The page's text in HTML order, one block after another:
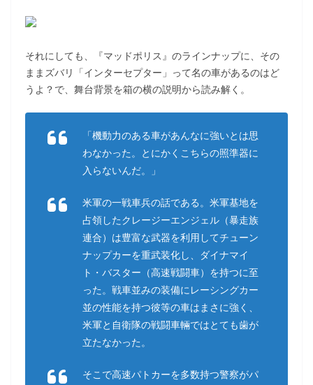
それにしても、『マッドポリス』のラインナップに、その
ままズバリ「インターセプター」って名の車があるのはど
うよ？で、舞台背景を箱の横の説明から読み解く。
「機動力のある車があんなに強いとは思
わなかった。とにかくこちらの照準器に
入らないんだ。」
米軍の一戦車兵の話である。米軍基地を
占領したクレージーエンジェル（暴走族
連合）は豊富な武器を利用してチューン
ナップカーを重武装化し、ダイナマイ
ト・バスター（高速戦闘車）を持つに至
った。戦車並みの装備にレーシングカー
並の性能を持つ彼等の車はまさに強く、
米軍と自衛隊の戦闘車輛ではとても歯が
立たなかった。
そこで高速パトカーを多数持つ警察がパ